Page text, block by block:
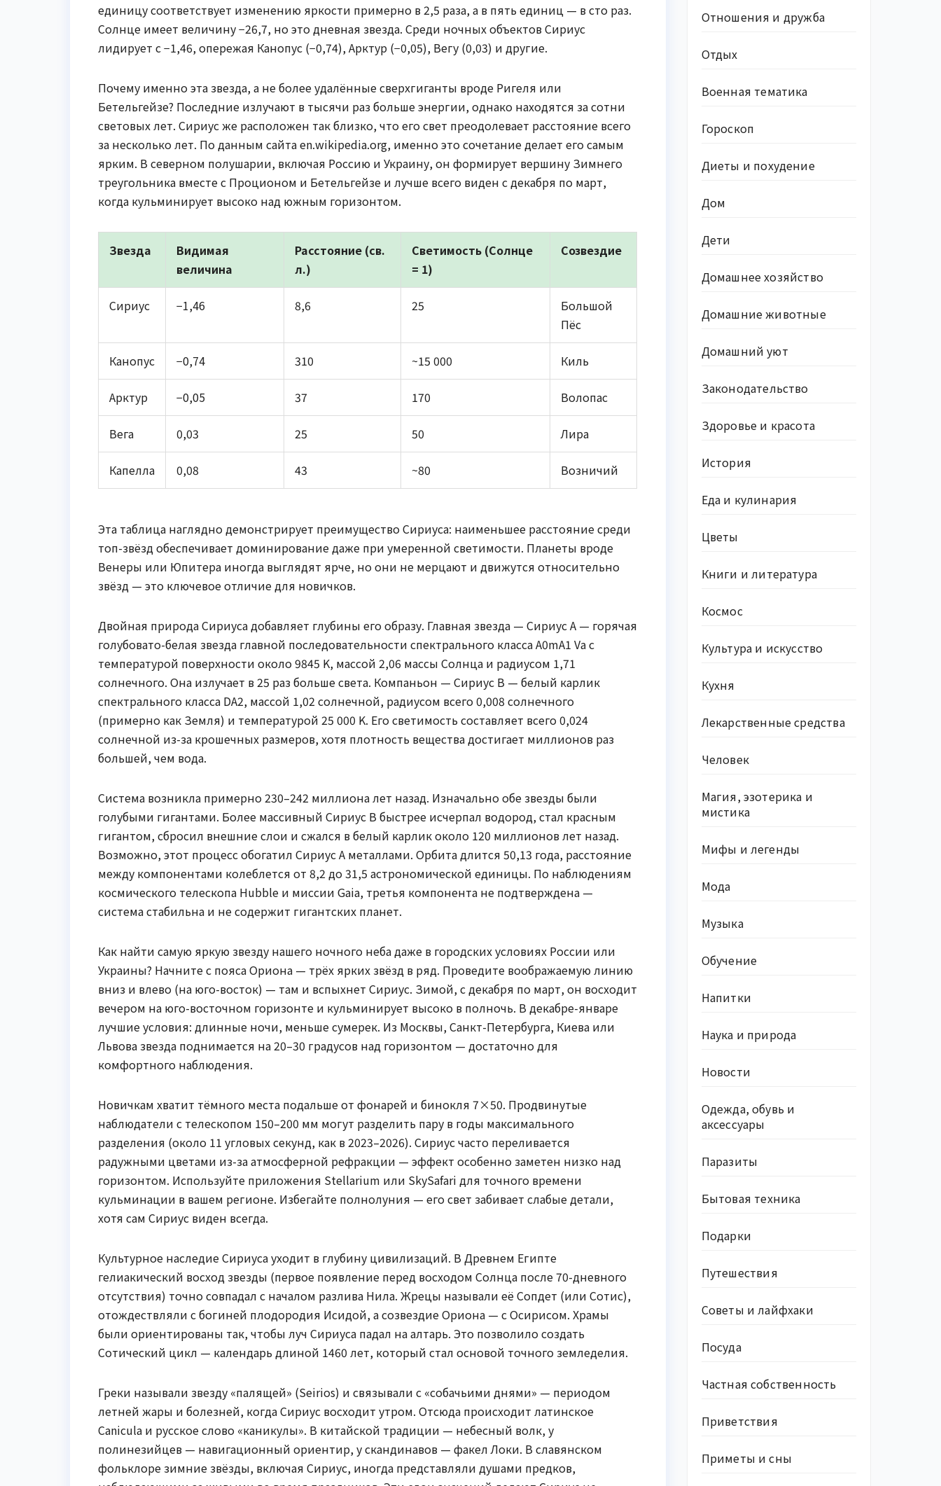
единицу соответствует изменению яркости примерно в 2,5 раза, а в пять единиц — в сто раз.
Солнце имеет величину −26,7, но это дневная звезда. Среди ночных объектов Сириус
лидирует с −1,46, опережая Канопус (−0,74), Арктур (−0,05), Вегу (0,03) и другие.
Почему именно эта звезда, а не более удалённые сверхгиганты вроде Ригеля или
Бетельгейзе? Последние излучают в тысячи раз больше энергии, однако находятся за сотни
световых лет. Сириус же расположен так близко, что его свет преодолевает расстояние всего
за несколько лет. По данным сайта en.wikipedia.org, именно это сочетание делает его самым
ярким. В северном полушарии, включая Россию и Украину, он формирует вершину Зимнего
треугольника вместе с Проционом и Бетельгейзе и лучше всего виден с декабря по март,
когда кульминирует высоко над южным горизонтом.
Звезда
Видимая
величина
Расстояние (св.
л.)
Светимость (Солнце
= 1)
Созвездие
Сириус −1,46 8,6 25
Большой
Пёс
Канопус −0,74 310 ~15 000 Киль
Арктур −0,05 37 170 Волопас
Вега 0,03 25 50 Лира
Капелла 0,08 43 ~80 Возничий
Эта таблица наглядно демонстрирует преимущество Сириуса: наименьшее расстояние среди
топ-звёзд обеспечивает доминирование даже при умеренной светимости. Планеты вроде
Венеры или Юпитера иногда выглядят ярче, но они не мерцают и движутся относительно
звёзд — это ключевое отличие для новичков.
Двойная природа Сириуса добавляет глубины его образу. Главная звезда — Сириус A — горячая
голубовато-белая звезда главной последовательности спектрального класса A0mA1 Va с
температурой поверхности около 9845 K, массой 2,06 массы Солнца и радиусом 1,71
солнечного. Она излучает в 25 раз больше света. Компаньон — Сириус B — белый карлик
спектрального класса DA2, массой 1,02 солнечной, радиусом всего 0,008 солнечного
(примерно как Земля) и температурой 25 000 K. Его светимость составляет всего 0,024
солнечной из-за крошечных размеров, хотя плотность вещества достигает миллионов раз
большей, чем вода.
Система возникла примерно 230–242 миллиона лет назад. Изначально обе звезды были
голубыми гигантами. Более массивный Сириус B быстрее исчерпал водород, стал красным
гигантом, сбросил внешние слои и сжался в белый карлик около 120 миллионов лет назад.
Возможно, этот процесс обогатил Сириус A металлами. Орбита длится 50,13 года, расстояние
между компонентами колеблется от 8,2 до 31,5 астрономической единицы. По наблюдениям
космического телескопа Hubble и миссии Gaia, третья компонента не подтверждена —
система стабильна и не содержит гигантских планет.
Как найти самую яркую звезду нашего ночного неба даже в городских условиях России или
Украины? Начните с пояса Ориона — трёх ярких звёзд в ряд. Проведите воображаемую линию
вниз и влево (на юго-восток) — там и вспыхнет Сириус. Зимой, с декабря по март, он восходит
вечером на юго-восточном горизонте и кульминирует высоко в полночь. В декабре-январе
лучшие условия: длинные ночи, меньше сумерек. Из Москвы, Санкт-Петербурга, Киева или
Львова звезда поднимается на 20–30 градусов над горизонтом — достаточно для
комфортного наблюдения.
Новичкам хватит тёмного места подальше от фонарей и бинокля 7×50. Продвинутые
наблюдатели с телескопом 150–200 мм могут разделить пару в годы максимального
разделения (около 11 угловых секунд, как в 2023–2026). Сириус часто переливается
радужными цветами из-за атмосферной рефракции — эффект особенно заметен низко над
горизонтом. Используйте приложения Stellarium или SkySafari для точного времени
кульминации в вашем регионе. Избегайте полнолуния — его свет забивает слабые детали,
хотя сам Сириус виден всегда.
Культурное наследие Сириуса уходит в глубину цивилизаций. В Древнем Египте
гелиакический восход звезды (первое появление перед восходом Солнца после 70-дневного
отсутствия) точно совпадал с началом разлива Нила. Жрецы называли её Сопдет (или Сотис),
отождествляли с богиней плодородия Исидой, а созвездие Ориона — с Осирисом. Храмы
были ориентированы так, чтобы луч Сириуса падал на алтарь. Это позволило создать
Сотический цикл — календарь длиной 1460 лет, который стал основой точного земледелия.
Греки называли звезду «палящей» (Seirios) и связывали с «собачьими днями» — периодом
летней жары и болезней, когда Сириус восходит утром. Отсюда происходит латинское
Canicula и русское слово «каникулы». В китайской традиции — небесный волк, у
полинезийцев — навигационный ориентир, у скандинавов — факел Локи. В славянском
фольклоре зимние звёзды, включая Сириус, иногда представляли душами предков,
Отношения и дружба
Отдых
Военная тематика
Гороскоп
Диеты и похудение
Дом
Дети
Домашнее хозяйство
Домашние животные
Домашний уют
Законодательство
Здоровье и красота
История
Еда и кулинария
Цветы
Книги и литература
Космос
Культура и искусство
Кухня
Лекарственные средства
Человек
Магия, эзотерика и
мистика
Мифы и легенды
Мода
Музыка
Обучение
Напитки
Наука и природа
Новости
Одежда, обувь и
аксессуары
Паразиты
Бытовая техника
Подарки
Путешествия
Советы и лайфхаки
Посуда
Частная собственность
Приветствия
Приметы и сны